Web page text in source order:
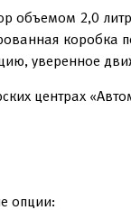
объемом 2,0
коробка
уверенное
центрах
опции: